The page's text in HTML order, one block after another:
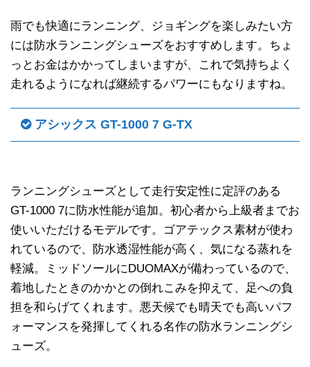
雨でも快適にランニング、ジョギングを楽しみたい方
には防水ランニングシューズをおすすめします。ちょ
っとお金はかかってしまいますが、これで気持ちよく
走れるようになれば継続するパワーにもなりますね。
アシックス GT-1000 7 G-TX
ランニングシューズとして走行安定性に定評のある
GT-1000 7に防水性能が追加。初心者から上級者までお
使いいただけるモデルです。ゴアテックス素材が使わ
れているので、防水透湿性能が高く、気になる蒸れを
軽減。ミッドソールにDUOMAXが備わっているので、
着地したときのかかとの倒れこみを抑えて、足への負
担を和らげてくれます。悪天候でも晴天でも高いパフ
ォーマンスを発揮してくれる名作の防水ランニングシ
ューズ。